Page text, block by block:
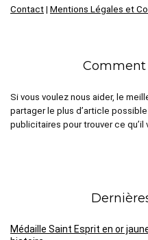
Contact | Mentions Légales et
Comment
Si vous voulez nous aider, le
partager le plus d’article
publicitaires pour trouver ce qu’il
Médaille Saint Esprit en or